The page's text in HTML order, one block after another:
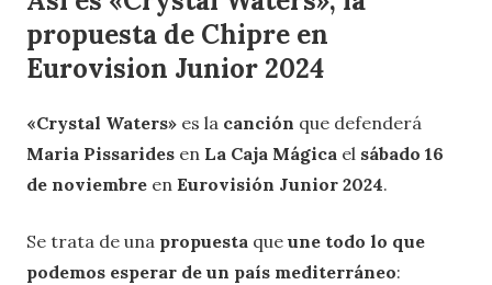
propuesta de Chipre en
Eurovision Junior 2024
«Crystal Waters» es la canción que defenderá
Maria Pissarides en La Caja Mágica el sábado 16
de noviembre en Eurovisión Junior 2024.
Se trata de una propuesta que une todo lo que
podemos esperar de un país mediterráneo: